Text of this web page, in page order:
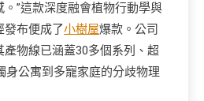
”這款深度融會植物行動學與
發布便成了小樹屋爆款。公司
物線已涵蓋30多個系列、超
身公寓到多寵家庭的分歧物理